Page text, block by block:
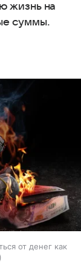
жизнь на
суммы.
от денег как